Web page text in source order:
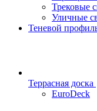
Трековые
Уличные
Теневой
Террасная доска
EuroDeck